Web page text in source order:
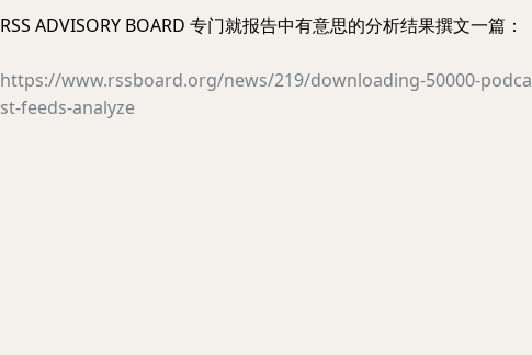
RSS ADVISORY BOARD 专门就报告中有意思的分析结果撰文一篇：
https://www.rssboard.org/news/219/downloading-50000-podca
st-feeds-analyze